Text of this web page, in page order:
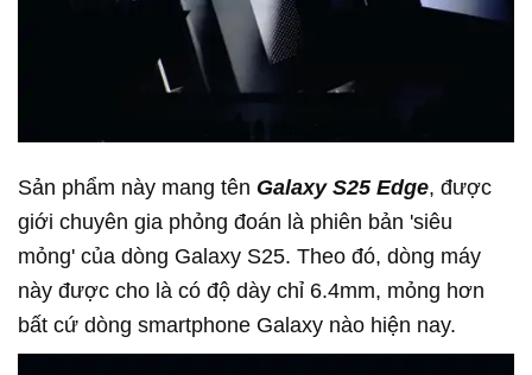
Sản phẩm này mang tên Galaxy S25 Edge, được
giới chuyên gia phỏng đoán là phiên bản 'siêu
mỏng' của dòng Galaxy S25. Theo đó, dòng máy
này được cho là có độ dày chỉ 6.4mm, mỏng hơn
bất cứ dòng smartphone Galaxy nào hiện nay.